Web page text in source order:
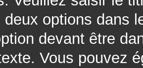
deux options dans
devant être
Vous pouvez